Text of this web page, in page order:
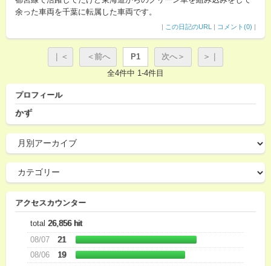
余った車両を千葉に転属した車両です。
| この日記のURL | コメント(0) |
｜＜ ＜前へ P1 次へ＞
＞｜
全4件中 1-4件目
プロフィール
かず
アクセスカウンター
total 26,856 hit
08/07
21
08/06
19